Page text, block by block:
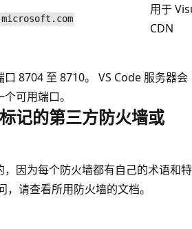
用于
CDN
8704 至 8710。 VS Code 服务器会
可用端口。
记的第三方防火墙或
因为每个防火墙都有自己的术语和特
请查看所用防火墙的文档。